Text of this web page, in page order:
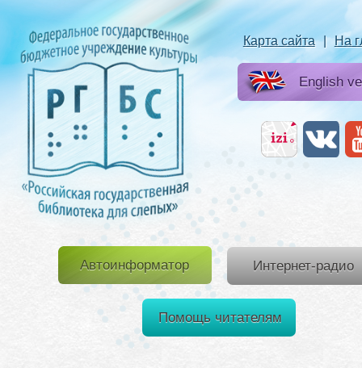
Карта сайта | На
English
Автоинформатор Интернет-радио
Помощь читателям